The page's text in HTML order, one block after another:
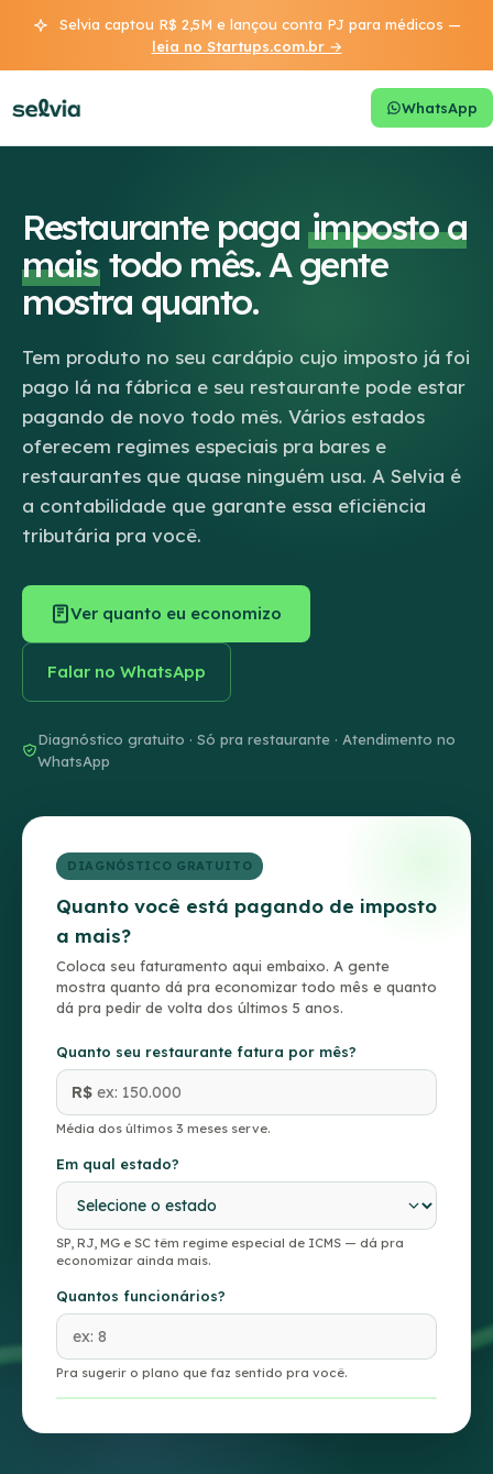
Selvia captou R$ 2,5M e lançou conta PJ para médicos —
leia no Startups.com.br →
WhatsApp
Restaurante paga imposto a
mais todo mês. A gente
mostra quanto.
Tem produto no seu cardápio cujo imposto já foi
pago lá na fábrica e seu restaurante pode estar
pagando de novo todo mês. Vários estados
oferecem regimes especiais pra bares e
restaurantes que quase ninguém usa. A Selvia é
a contabilidade que garante essa eficiência
tributária pra você.
Ver quanto eu economizo
Falar no WhatsApp
Diagnóstico gratuito · Só pra restaurante · Atendimento no
WhatsApp
DIAGNÓSTICO GRATUITO
Quanto você está pagando de imposto
a mais?
Coloca seu faturamento aqui embaixo. A gente
mostra quanto dá pra economizar todo mês e quanto
dá pra pedir de volta dos últimos 5 anos.
Quanto seu restaurante fatura por mês?
R$
Média dos últimos 3 meses serve.
Em qual estado?
SP, RJ, MG e SC têm regime especial de ICMS — dá pra
economizar ainda mais.
Quantos funcionários?
Pra sugerir o plano que faz sentido pra você.